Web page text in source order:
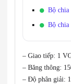
Bộ
Bộ
– Giao tiếp: 1
– Băng thông:
– Độ phân giải: